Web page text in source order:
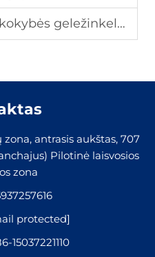
yra būtini bėgių saugai ir efektyvumui?
antrasis aukštas, 707
Pilotinė laisvosios
zona
protected]
15037221110